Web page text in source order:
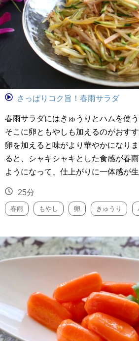
さっぱりコク旨！春雨サラダ
春雨サラダにはきゅうりとハムを使
そこに卵ともやしも加えるのがおすす
卵を加えると味がより華やかになり
ると、シャキシャキとした食感が春
ようになって、仕上がりに一体感が生
25分
春雨 もやし 卵 きゅうり